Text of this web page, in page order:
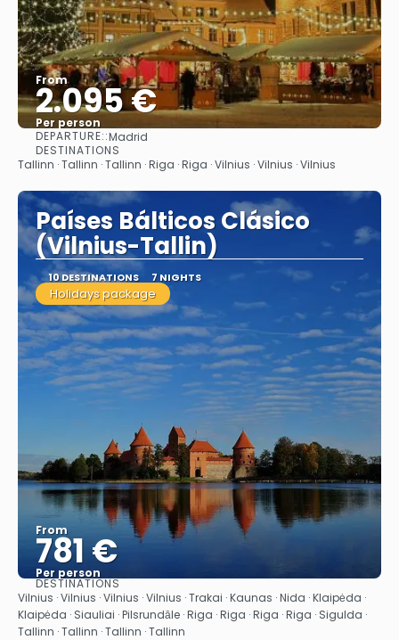
From
2.095 €
Per person
DEPARTURE::Madrid
DESTINATIONS
Tallinn · Tallinn · Tallinn · Riga · Riga · Vilnius · Vilnius · Vilnius
Países Bálticos Clásico
(Vilnius-Tallin)
10 DESTINATIONS 7 NIGHTS
Holidays package
From
781 €
Per person
See
DESTINATIONS
Vilnius · Vilnius · Vilnius · Vilnius · Trakai · Kaunas · Nida · Klaipėda ·
Klaipėda · Siauliai · Pilsrundāle · Riga · Riga · Riga · Riga · Sigulda ·
Tallinn · Tallinn · Tallinn · Tallinn